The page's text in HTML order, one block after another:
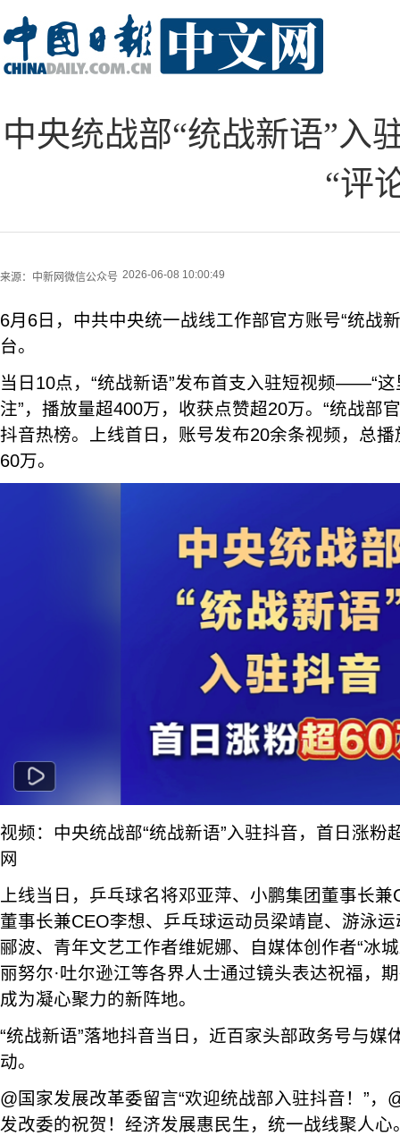
中央统战部“统战新语”入
“评
来源： 中新网微信公众号 2026-06-08 10:00:49
6月6日，中共中央统一战线工作部官方账号“统战
台。
当日10点，“统战新语”发布首支入驻短视频——“
注”，播放量超400万，收获点赞超20万。“统战部
抖音热榜。上线首日，账号发布20余条视频，总
60万。
视频：中央统战部“统战新语”入驻抖音，首日涨粉
网
上线当日，乒乓球名将邓亚萍、小鹏集团董事长
董事长兼CEO李想、乒乓球运动员梁靖崑、游泳
郦波、青年文艺工作者维妮娜、自媒体创作者“冰
丽努尔·吐尔逊江等各界人士通过镜头表达祝福，
成为凝心聚力的新阵地。
“统战新语”落地抖音当日，近百家头部政务号与媒
动。
@国家发展改革委留言“欢迎统战部入驻抖音！”，
发改委的祝贺！经济发展惠民生，统一战线聚人